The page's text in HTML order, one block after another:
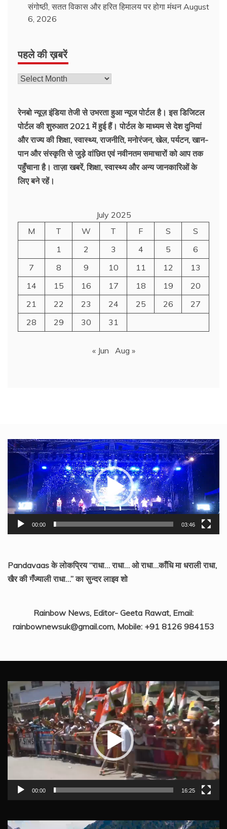
संगोष्ठी, सतत विकास और हरित हिमालय पर होगा मंथन August
6, 2026
पहले की ख़बरें
पहले
रेनबो न्यूज़ इंडिया तेजी से उभरता हुआ न्‍यूज पोर्टल है। इस डिजिटल
पोर्टल की शुरुआत 2021 में हुई हैं। पोर्टल के माध्यम से देश दुनियां
और राज्य की शिक्षा, स्वास्थ्य, राजनीति, मनोरंजन, खेल, पर्यटन, खान-
पान और संस्कृति से जुड़े वांछित एवं नवीनतम समाचारों को आप तक
पहुँचाना है। ताज़ा खबरें, शिक्षा, स्वास्थ्य और अन्य जानकारिओं के
लिए बने रहें।
July 2025
M
T W T F S
S
1
2 3 4 5
6
7
8 9 10 11 12
13
14
15 16 17 18 19
20
21
22 23 24 25 26
27
28
29 30 31
« Jun Aug »
Video
Player
00:00 03:46
Pandavaas के लोकप्रिय “राधा… राधा… ओ राधा…काँधि मा धराली राधा,
खैर की गँज्याली राधा…” का सुन्दर लाइव शो
Rainbow News, Editor- Geeta Rawat, Email:
rainbownewsuk@gmail.com, Mobile: +91 8126 984153
Video
Player
00:00 16:25
Video